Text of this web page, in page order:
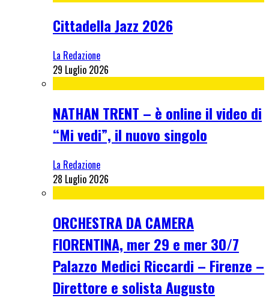
Cittadella Jazz 2026
La Redazione
29 Luglio 2026
NATHAN TRENT – è online il video di
“Mi vedi”, il nuovo singolo
La Redazione
28 Luglio 2026
ORCHESTRA DA CAMERA
FIORENTINA, mer 29 e mer 30/7
Palazzo Medici Riccardi – Firenze –
Direttore e solista Augusto